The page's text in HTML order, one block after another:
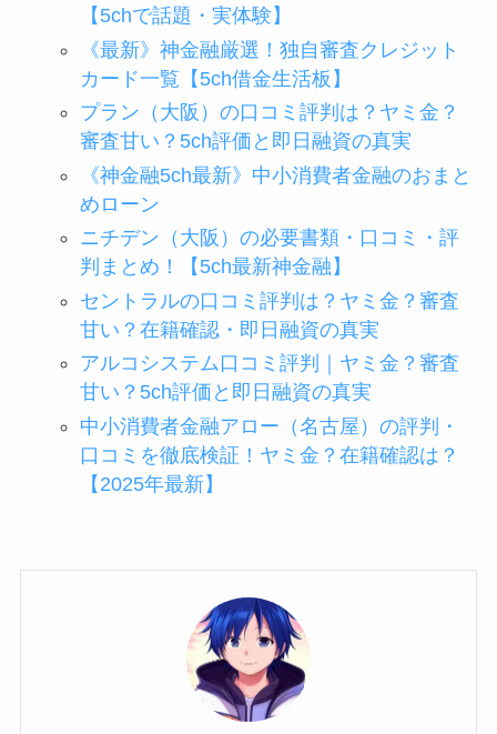
【5chで話題・実体験】
《最新》神金融厳選！独自審査クレジット
カード一覧【5ch借金生活板】
プラン（大阪）の口コミ評判は？ヤミ金？
審査甘い？5ch評価と即日融資の真実
《神金融5ch最新》中小消費者金融のおまと
めローン
ニチデン（大阪）の必要書類・口コミ・評
判まとめ！【5ch最新神金融】
セントラルの口コミ評判は？ヤミ金？審査
甘い？在籍確認・即日融資の真実
アルコシステム口コミ評判｜ヤミ金？審査
甘い？5ch評価と即日融資の真実
中小消費者金融アロー（名古屋）の評判・
口コミを徹底検証！ヤミ金？在籍確認は？
【2025年最新】